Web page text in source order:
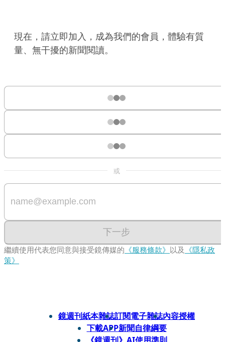
現在，請立即加入，成為我們的會員，體驗有質
量、無干擾的新聞閱讀。
或
下一步
繼續使用代表您同意與接受鏡傳媒的 《服務條款》 以及 《隱私政
策》
鏡週刊紙本雜誌訂閱電子雜誌內容授權
下載APP新聞自律綱要